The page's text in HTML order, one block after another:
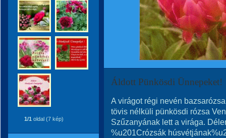
1/1 oldal (7 kép)
Áldott Pünkösdi Ünnepeket!
A virágot régi nevén
tövis nélküli pünkösdi rózsa
Szűzanyának lett a virága.
%u201Crózsák